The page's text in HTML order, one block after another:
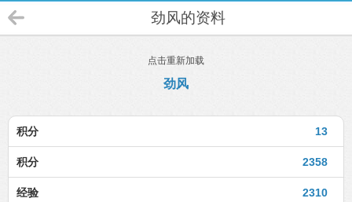
劲风的资料
点击重新加载
劲风
13
积分
2358
积分
2310
经验